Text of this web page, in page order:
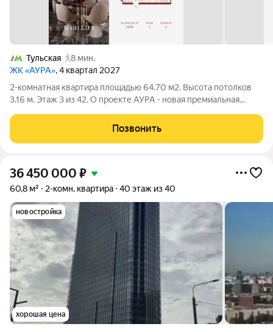
Тульская
8 мин.
ЖК «АУРА», 4 квартал 2027
2-комнатная квартира площадью 64.70 м2. Высота потолков
3.16 м. Этаж 3 из 42. О проекте АУРА - новая премиальная
состоит из 42-этажной Бронзовой башни и 41-этажной
Серебряной. Рядом расположены
Позвонить
36 450 000 ₽
60,8 м² 2-комн. квартира 40 этаж из 40
новостройка
хорошая цена